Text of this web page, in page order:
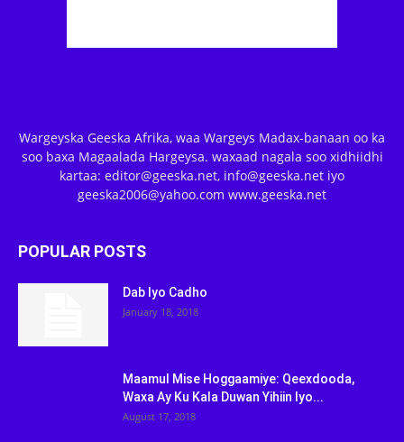
Wargeyska Geeska Afrika, waa Wargeys Madax-banaan oo ka
soo baxa Magaalada Hargeysa. waxaad nagala soo xidhiidhi
kartaa: editor@geeska.net, info@geeska.net iyo
geeska2006@yahoo.com www.geeska.net
POPULAR POSTS
Dab Iyo Cadho
January 18, 2018
Maamul Mise Hoggaamiye: Qeexdooda,
Waxa Ay Ku Kala Duwan Yihiin Iyo...
August 17, 2018